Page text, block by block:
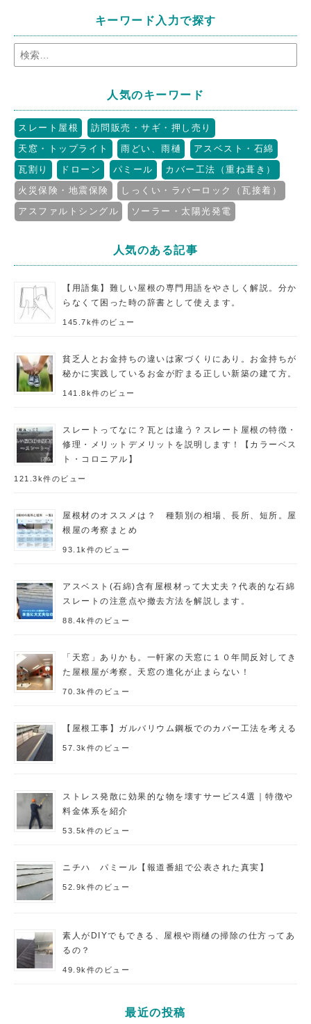
キーワード入力で探す
人気のキーワード
スレート屋根
訪問販売・サギ・押し売り
天窓・トップライト
雨どい、雨樋
アスベスト・石綿
瓦割り
ドローン パミール
カバー工法（重ね葺き）
火災保険・地震保険
しっくい・ラバーロック（瓦接着）
アスファルトシングル
ソーラー・太陽光発電
人気のある記事
【用語集】難しい屋根の専門用語をやさしく解説。分か
らなくて困った時の辞書として使えます。
145.7k件のビュー
貧乏人とお金持ちの違いは家づくりにあり。お金持ちが
秘かに実践しているお金が貯まる正しい新築の建て方。
141.8k件のビュー
スレートってなに？瓦とは違う？スレート屋根の特徴・
修理・メリットデメリットを説明します！【カラーベス
ト・コロニアル】
121.3k件のビュー
屋根材のオススメは？ 種類別の相場、長所、短所。屋
根屋の考察まとめ
93.1k件のビュー
アスベスト(石綿)含有屋根材って大丈夫？代表的な石綿
スレートの注意点や撤去方法を解説します。
88.4k件のビュー
「天窓」ありかも。一軒家の天窓に１０年間反対してき
た屋根屋が考察。天窓の進化が止まらない！
70.3k件のビュー
【屋根工事】ガルバリウム鋼板でのカバー工法を考える
57.3k件のビュー
ストレス発散に効果的な物を壊すサービス4選｜特徴や
料金体系を紹介
53.5k件のビュー
ニチハ パミール【報道番組で公表された真実】
52.9k件のビュー
素人がDIYでもできる、屋根や雨樋の掃除の仕方ってあ
るの？
49.9k件のビュー
最近の投稿